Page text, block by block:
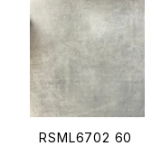
RSML6702 60